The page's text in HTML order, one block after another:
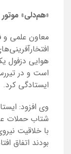
«هم‌دلی»
معاون علمی و
هوایی دزفول
است و در
ایستادگی کرد.
وی افزود:
شتاب حملات
با خلاقیت
بودند اتفاق